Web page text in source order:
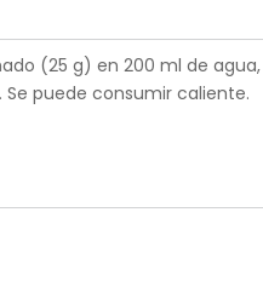
(25 g) en 200 ml de
puede consumir caliente.